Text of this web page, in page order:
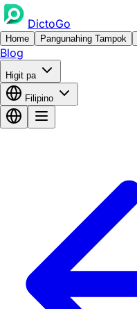
DictoGo
Home Pangunahing Tampok
Blog
Higit pa
Filipino